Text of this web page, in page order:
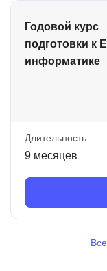
Годовой курс
подготовки к
информатике
Длительность
9 месяцев